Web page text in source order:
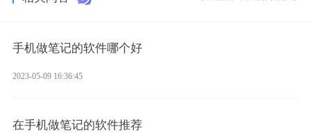
手机做笔记的软件哪个好
2023-05-09 16:36:45
在手机做笔记的软件推荐